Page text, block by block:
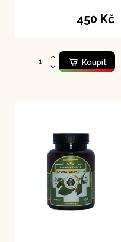
450 Kč
Koupit